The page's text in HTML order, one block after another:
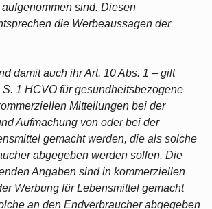
sind. Diesen
die Werbeaussagen der
damit auch ihr Art. 10 Abs. 1 – gilt
S. 1 HCVO für gesundheitsbezogene
Mitteilungen bei der
Aufmachung von oder bei der
gemacht werden, die als solche
abgegeben werden sollen. Die
Angaben sind in kommerziellen
Werbung für Lebensmittel gemacht
an den Endverbraucher abgegeben